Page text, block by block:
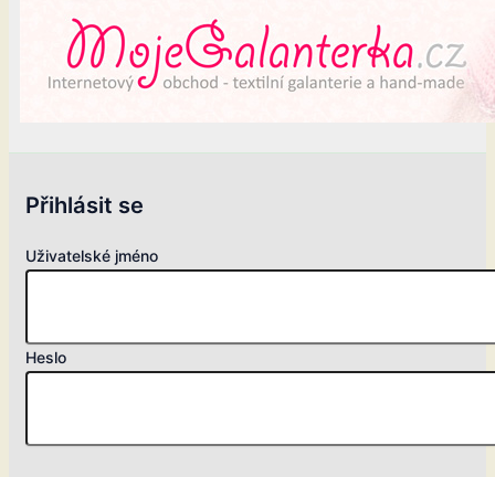
Přihlásit se
Uživatelské jméno
Heslo